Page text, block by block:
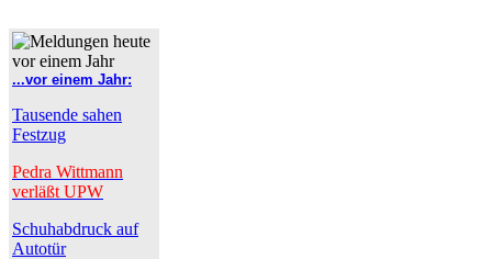
...vor einem Jahr:
Tausende sahen
Festzug
Pedra Wittmann
verläßt UPW
Schuhabdruck auf
Autotür